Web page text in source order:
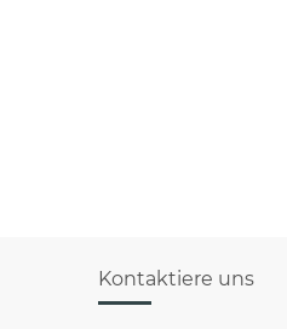
Kontaktiere uns